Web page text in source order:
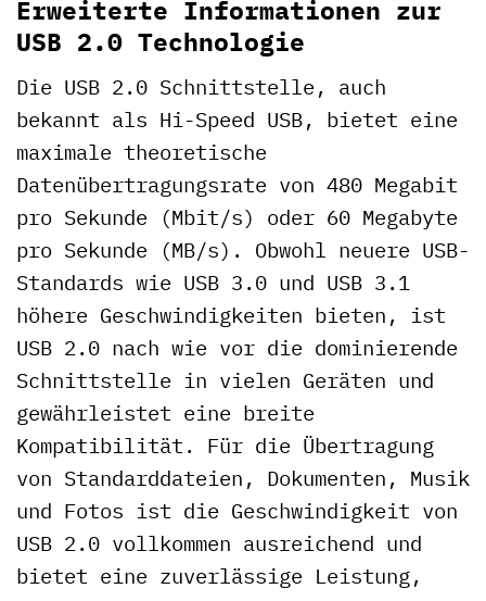
Erweiterte Informationen zur
USB 2.0 Technologie
Die USB 2.0 Schnittstelle, auch
bekannt als Hi-Speed USB, bietet eine
maximale theoretische
Datenübertragungsrate von 480 Megabit
pro Sekunde (Mbit/s) oder 60 Megabyte
pro Sekunde (MB/s). Obwohl neuere USB-
Standards wie USB 3.0 und USB 3.1
höhere Geschwindigkeiten bieten, ist
USB 2.0 nach wie vor die dominierende
Schnittstelle in vielen Geräten und
gewährleistet eine breite
Kompatibilität. Für die Übertragung
von Standarddateien, Dokumenten, Musik
und Fotos ist die Geschwindigkeit von
USB 2.0 vollkommen ausreichend und
bietet eine zuverlässige Leistung,